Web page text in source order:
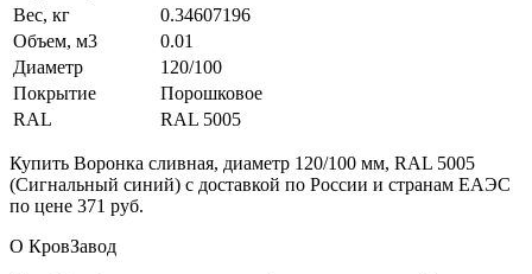
Вес, кг
0.34607196
Объем, м3
0.01
Диаметр
120/100
Покрытие
Порошковое
RAL
RAL 5005
Купить Воронка сливная, диаметр 120/100 мм, RAL 5005
(Сигнальный синий) с доставкой по России и странам ЕАЭС
по цене 371 руб.
О КровЗавод